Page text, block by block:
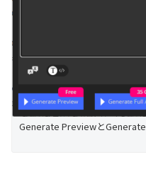
Generate Previewと